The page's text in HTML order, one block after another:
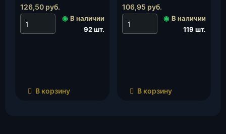
(Балаково), шт.
126,50 руб.
◉ В наличии
92 шт.
В корзину
шт.
106,95 руб.
◉ В наличии
119 шт.
В корзину